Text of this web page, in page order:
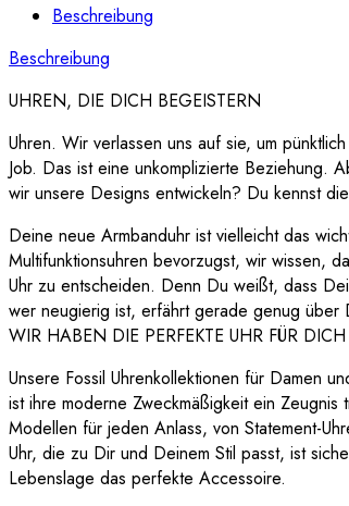
Beschreibung
Beschreibung
UHREN, DIE DICH BEGEISTERN
Uhren. Wir verlassen uns auf sie, um
Job. Das ist eine unkomplizierte Beziehung.
wir unsere Designs entwickeln? Du kennst
Deine neue Armbanduhr ist vielleicht das
Multifunktionsuhren bevorzugst, wir wissen,
Uhr zu entscheiden. Denn Du weißt, dass
wer neugierig ist, erfährt gerade genug über
WIR HABEN DIE PERFEKTE UHR FÜR DICH
Unsere Fossil Uhrenkollektionen für Damen
ist ihre moderne Zweckmäßigkeit ein Zeugnis
Modellen für jeden Anlass, von Statement-
Uhr, die zu Dir und Deinem Stil passt, ist
Lebenslage das perfekte Accessoire.